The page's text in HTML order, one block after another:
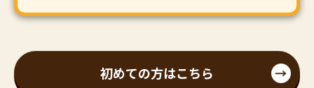
初めての方はこちら